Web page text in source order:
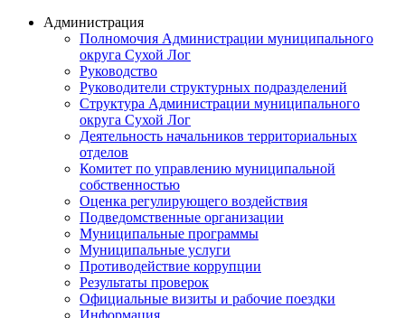
Администрация
Полномочия Администрации муниципального
округа Сухой Лог
Руководство
Руководители структурных подразделений
Структура Администрации муниципального
округа Сухой Лог
Деятельность начальников территориальных
отделов
Комитет по управлению муниципальной
собственностью
Оценка регулирующего воздействия
Подведомственные организации
Муниципальные программы
Муниципальные услуги
Противодействие коррупции
Результаты проверок
Официальные визиты и рабочие поездки
Информация